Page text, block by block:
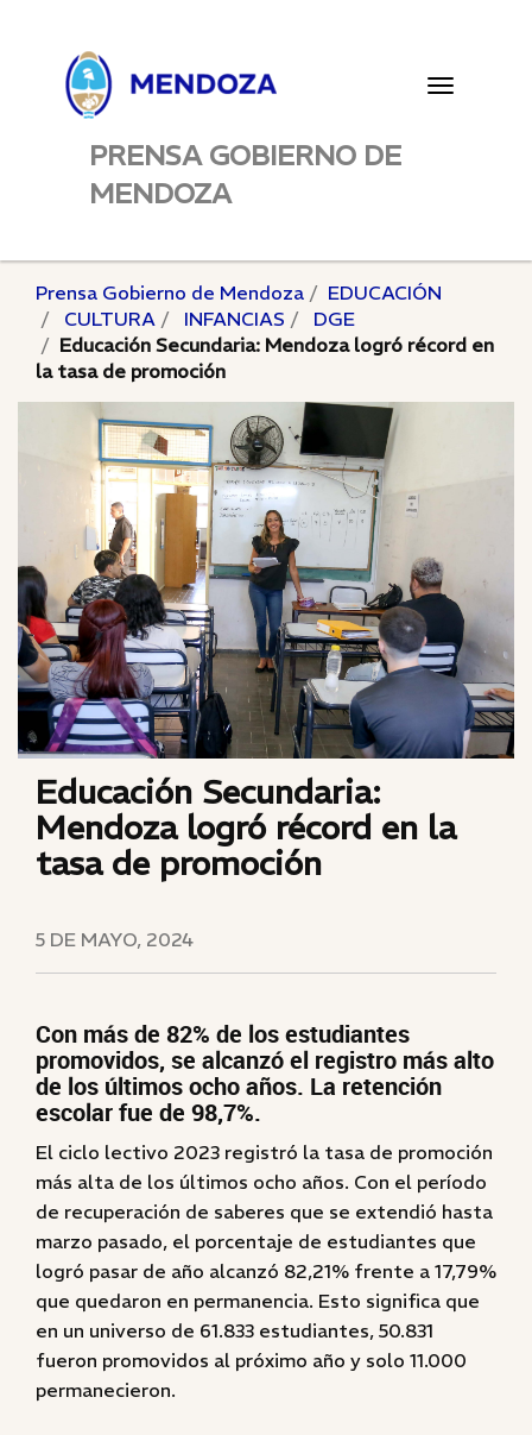
Toggle
PRENSA GOBIERNO DE
MENDOZA
Prensa Gobierno de Mendoza
EDUCACIÓN
CULTURA
INFANCIAS
DGE
Educación Secundaria: Mendoza logró récord en
la tasa de promoción
Educación Secundaria:
Mendoza logró récord en la
tasa de promoción
5 DE MAYO, 2024
Con más de 82% de los estudiantes
promovidos, se alcanzó el registro más alto
de los últimos ocho años. La retención
escolar fue de 98,7%.
El ciclo lectivo 2023 registró la tasa de promoción
más alta de los últimos ocho años. Con el período
de recuperación de saberes que se extendió hasta
marzo pasado, el porcentaje de estudiantes que
logró pasar de año alcanzó 82,21% frente a 17,79%
que quedaron en permanencia. Esto significa que
en un universo de 61.833 estudiantes, 50.831
fueron promovidos al próximo año y solo 11.000
permanecieron.